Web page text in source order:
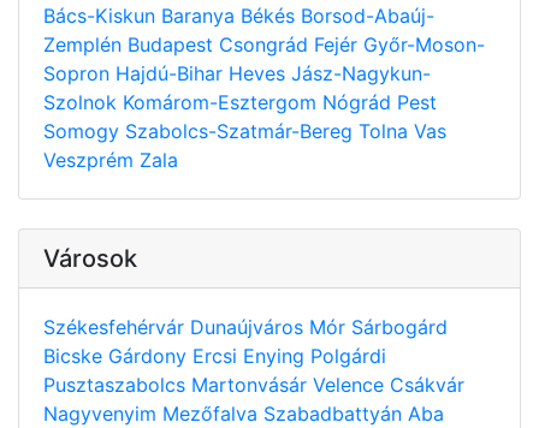
Bács-Kiskun Baranya Békés Borsod-Abaúj-
Zemplén Budapest Csongrád Fejér Győr-Moson-
Sopron Hajdú-Bihar Heves Jász-Nagykun-
Szolnok Komárom-Esztergom Nógrád Pest
Somogy Szabolcs-Szatmár-Bereg Tolna Vas
Veszprém Zala
Városok
Székesfehérvár Dunaújváros Mór Sárbogárd
Bicske Gárdony Ercsi Enying Polgárdi
Pusztaszabolcs Martonvásár Velence Csákvár
Nagyvenyim Mezőfalva Szabadbattyán Aba